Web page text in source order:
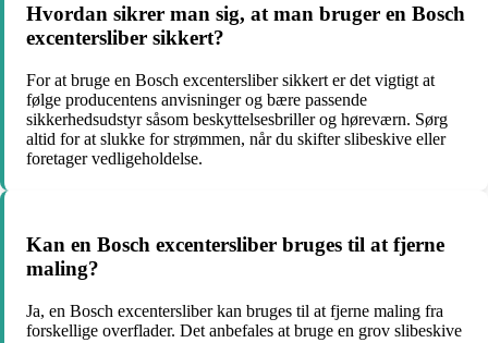
Hvordan sikrer man sig, at man bruger en Bosch
excentersliber sikkert?
For at bruge en Bosch excentersliber sikkert er det vigtigt at
følge producentens anvisninger og bære passende
sikkerhedsudstyr såsom beskyttelsesbriller og høreværn. Sørg
altid for at slukke for strømmen, når du skifter slibeskive eller
foretager vedligeholdelse.
Kan en Bosch excentersliber bruges til at fjerne
maling?
Ja, en Bosch excentersliber kan bruges til at fjerne maling fra
forskellige overflader. Det anbefales at bruge en grov slibeskive